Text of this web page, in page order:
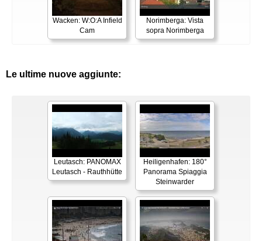
Wacken: W:O:A Infield
Cam
Norimberga: Vista
sopra Norimberga
Le ultime nuove aggiunte:
Leutasch: PANOMAX
Leutasch - Rauthhütte
Heiligenhafen: 180°
Panorama Spiaggia
Steinwarder